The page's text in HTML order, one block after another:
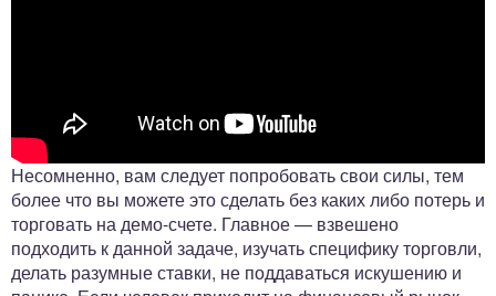
Несомненно, вам следует попробовать свои силы, тем
более что вы можете это сделать без каких либо потерь и
торговать на демо-счете. Главное — взвешено
подходить к данной задаче, изучать специфику торговли,
делать разумные ставки, не поддаваться искушению и